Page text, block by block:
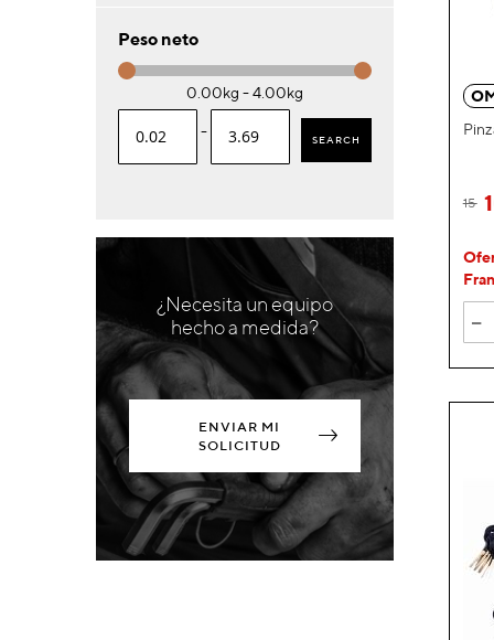
15
-
Peso neto
0.00kg - 4.00kg
- SEARCH
¿Necesita un equipo
hecho a medida?
ENVIAR MI
SOLICITUD